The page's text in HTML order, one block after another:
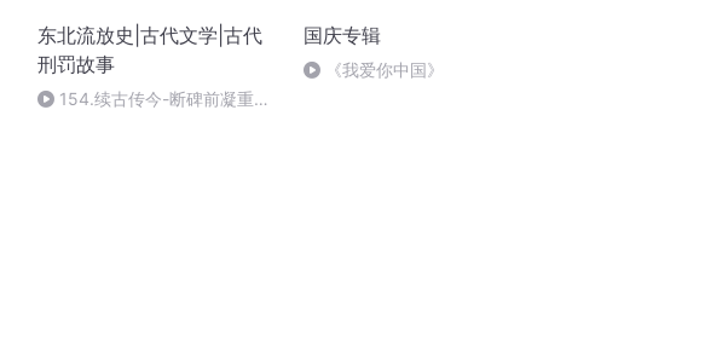
东北流放史|古代文学|古代
刑罚故事
154.续古传今-断碑前凝重的
国庆专辑
《我爱你中国》